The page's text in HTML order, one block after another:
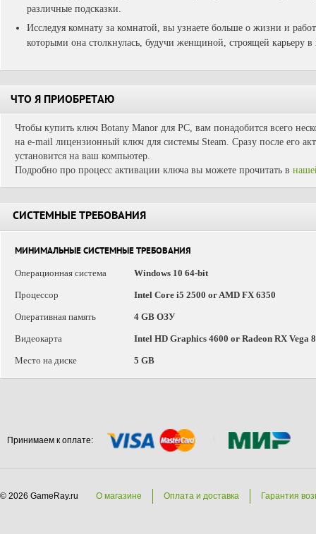
различные подсказки.
Исследуя комнату за комнатой, вы узнаете больше о жизни и
которыми она столкнулась, будучи женщиной, строящей карьеру в
ЧТО Я ПРИОБРЕТАЮ
Чтобы купить ключ Botany Manor для PC, вам понадобится всего
на e-mail лицензионный ключ для системы Steam. Сразу после его
установится на ваш компьютер.
Подробно про процесс активации ключа вы можете прочитать в
СИСТЕМНЫЕ ТРЕБОВАНИЯ
МИНИМАЛЬНЫЕ СИСТЕМНЫЕ ТРЕБОВАНИЯ
Операционная система
Windows 10 64-bit
Процессор Intel Core i5 2500 or AMD FX 6350
Оперативная память 4 GB ОЗУ
Видеокарта Intel HD Graphics 4600 or Radeon RX Vega 8
Место на диске 5 GB
Принимаем к оплате:
© 2026 GameRay.ru О магазине Оплата и доставка Гарантия